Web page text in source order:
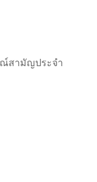
ณ์สามัญประจำ